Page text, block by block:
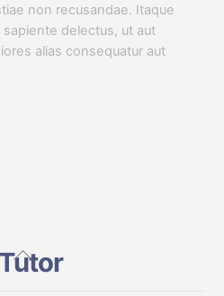
non recusandae. Itaque
delectus, ut aut
alias consequatur aut
Back
To